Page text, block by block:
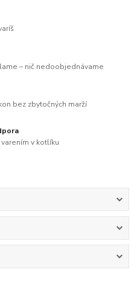
– nič nedoobjednávame
bez zbytočných marží
v kotlíku